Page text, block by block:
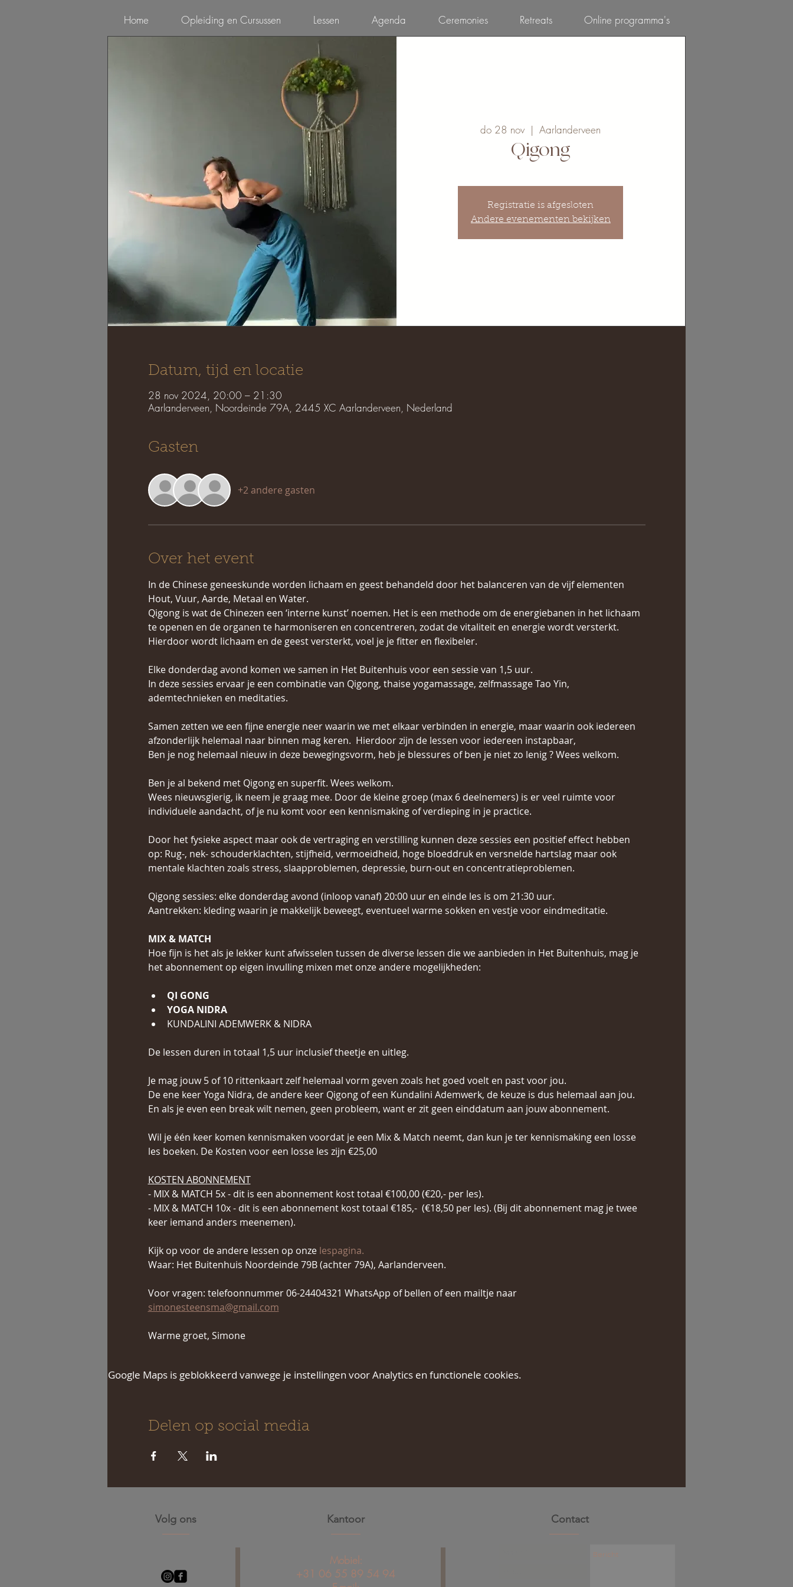
do 28 nov
  |
Aarlanderveen
Qigong
Registratie is afgesloten
Andere evenementen bekijken
Datum, tijd en locatie
28 nov 2024, 20:00 – 21:30
Aarlanderveen, Noordeinde 79A, 2445 XC Aarlanderveen, Nederland
Gasten
+2 andere gasten
Over het event
In de Chinese geneeskunde worden lichaam en geest behandeld door het balanceren van de vijf elementen
Hout, Vuur, Aarde, Metaal en Water.
Qigong is wat de Chinezen een ‘interne kunst’ noemen. Het is een methode om de energiebanen in het lichaam
te openen en de organen te harmoniseren en concentreren, zodat de vitaliteit en energie wordt versterkt.
Hierdoor wordt lichaam en de geest versterkt, voel je je fitter en flexibeler.
Elke donderdag avond komen we samen in Het Buitenhuis voor een sessie van 1,5 uur.
In deze sessies ervaar je een combinatie van Qigong, thaise yogamassage, zelfmassage Tao Yin,
ademtechnieken en meditaties.
Samen zetten we een fijne energie neer waarin we met elkaar verbinden in energie, maar waarin ook iedereen
afzonderlijk helemaal naar binnen mag keren.  Hierdoor zijn de lessen voor iedereen instapbaar,
Ben je nog helemaal nieuw in deze bewegingsvorm, heb je blessures of ben je niet zo lenig ? Wees welkom.
Ben je al bekend met Qigong en superfit. Wees welkom.
Wees nieuwsgierig, ik neem je graag mee. Door de kleine groep (max 6 deelnemers) is er veel ruimte voor
individuele aandacht, of je nu komt voor een kennismaking of verdieping in je practice.
Door het fysieke aspect maar ook de vertraging en verstilling kunnen deze sessies een positief effect hebben
op: Rug-, nek- schouderklachten, stijfheid, vermoeidheid, hoge bloeddruk en versnelde hartslag maar ook
mentale klachten zoals stress, slaapproblemen, depressie, burn-out en concentratieproblemen.
Qigong sessies: elke donderdag avond (inloop vanaf) 20:00 uur en einde les is om 21:30 uur.
Aantrekken: kleding waarin je makkelijk beweegt, eventueel warme sokken en vestje voor eindmeditatie.
MIX & MATCH
Hoe fijn is het als je lekker kunt afwisselen tussen de diverse lessen die we aanbieden in Het Buitenhuis, mag je
het abonnement op eigen invulling mixen met onze andere mogelijkheden:
QI GONG
YOGA NIDRA
KUNDALINI ADEMWERK & NIDRA
De lessen duren in totaal 1,5 uur inclusief theetje en uitleg.
Je mag jouw 5 of 10 rittenkaart zelf helemaal vorm geven zoals het goed voelt en past voor jou.
De ene keer Yoga Nidra, de andere keer Qigong of een Kundalini Ademwerk, de keuze is dus helemaal aan jou.
En als je even een break wilt nemen, geen probleem, want er zit geen einddatum aan jouw abonnement.
Wil je één keer komen kennismaken voordat je een Mix & Match neemt, dan kun je ter kennismaking een losse
les boeken. De Kosten voor een losse les zijn €25,00
KOSTEN ABONNEMENT
- MIX & MATCH 5x - dit is een abonnement kost totaal €100,00 (€20,- per les).
- MIX & MATCH 10x - dit is een abonnement kost totaal €185,-  (€18,50 per les). (Bij dit abonnement mag je twee
keer iemand anders meenemen).
Kijk op voor de andere lessen op onze lespagina.
Waar: Het Buitenhuis Noordeinde 79B (achter 79A), Aarlanderveen.
Voor vragen: telefoonnummer 06-24404321 WhatsApp of bellen of een mailtje naar
simonesteensma@gmail.com
Warme groet, Simone
Google Maps is geblokkeerd vanwege je instellingen voor Analytics en functionele cookies.
Delen op social media
Home Opleiding en Cursussen Lessen Agenda Ceremonies Retreats Online programma's
Volg ons Kantoor
Mobiel:
+31 06 55 89 54 94
Contact